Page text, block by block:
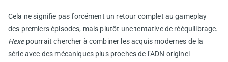
Cela ne signifie pas forcément un retour complet au gameplay
des premiers épisodes, mais plutôt une tentative de rééquilibrage.
Hexepourrait chercher à combiner les acquis modernes de la
série avec des mécaniques plus proches de l’ADN originel